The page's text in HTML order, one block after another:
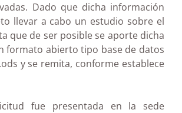
Dado que dicha información
llevar a cabo un estudio sobre el
que de ser posible se aporte dicha
formato abierto tipo base de datos
y se remita, conforme establece
fue presentada en la sede